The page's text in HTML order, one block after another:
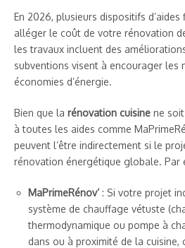
En 2026, plusieurs dispositifs
alléger le coût de votre rénovation
les travaux incluent des
subventions visent à encourager les
économies d’énergie.
Bien que la rénovation cuisine ne
à toutes les aides comme
peuvent l’être indirectement si le
rénovation énergétique globale. Par
MaPrimeRénov’ : Si votre projet
système de chauffage vétuste
thermodynamique ou pompe à
dans ou à proximité de la